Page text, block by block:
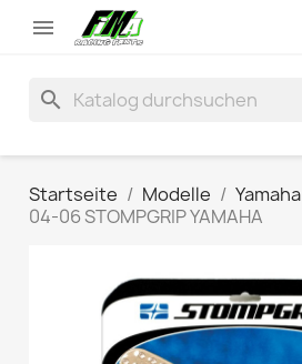

search
Startseite Modelle Yamaha
04-06 STOMPGRIP YAMAHA